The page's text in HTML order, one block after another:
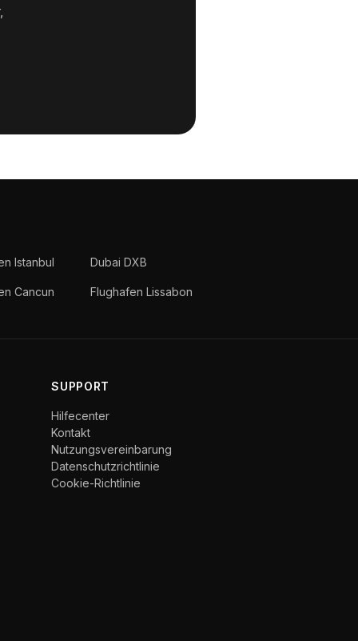
Istanbul Dubai DXB
Cancun Flughafen Lissabon
SUPPORT
Hilfecenter
Kontakt
Nutzungsvereinbarung
Datenschutzrichtlinie
Cookie-Richtlinie